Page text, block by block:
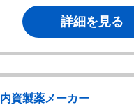
詳細を見る
内資製薬メーカー